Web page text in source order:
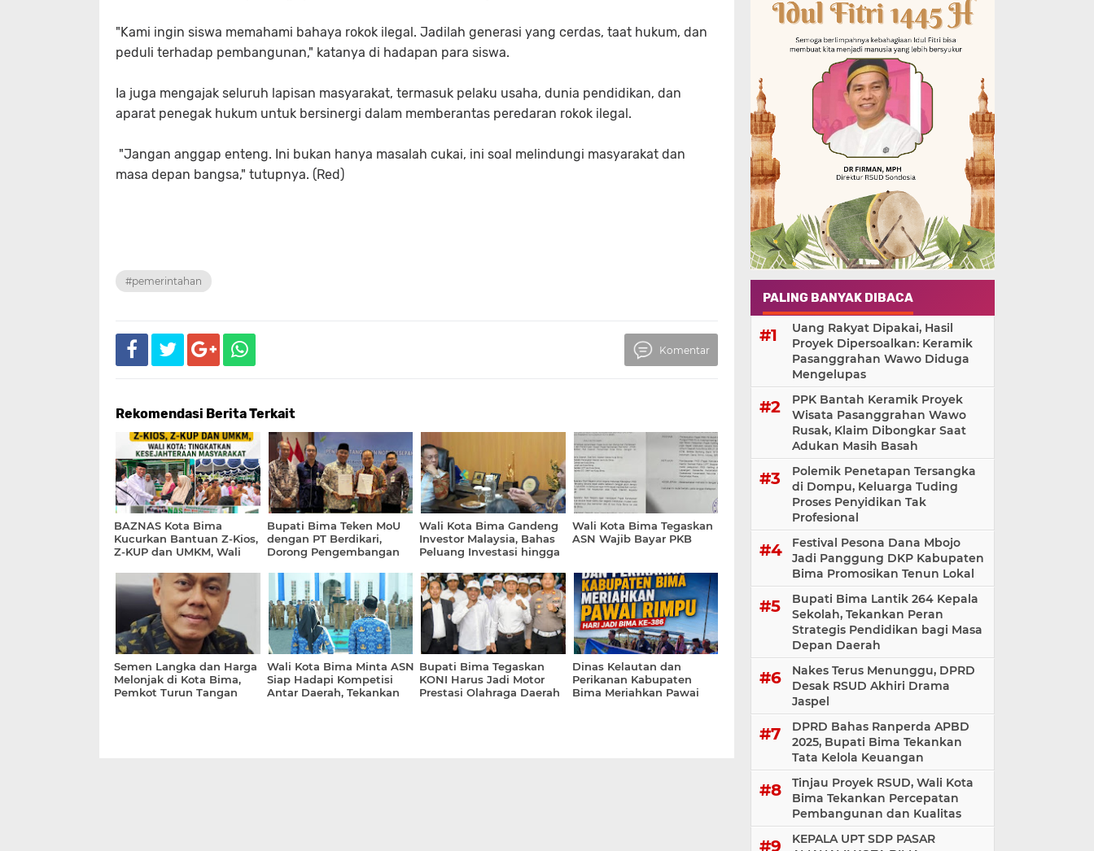
"Kami ingin siswa memahami bahaya rokok ilegal. Jadilah generasi yang cerdas, taat hukum, dan
peduli terhadap pembangunan," katanya di hadapan para siswa.
Ia juga mengajak seluruh lapisan masyarakat, termasuk pelaku usaha, dunia pendidikan, dan
aparat penegak hukum untuk bersinergi dalam memberantas peredaran rokok ilegal.
"Jangan anggap enteng. Ini bukan hanya masalah cukai, ini soal melindungi masyarakat dan
masa depan bangsa," tutupnya. (Red)
#pemerintahan
Komentar
Rekomendasi Berita Terkait
BAZNAS Kota Bima
Kucurkan Bantuan Z-Kios,
Z-KUP dan UMKM, Wali
Kesejahteraan Masyarakat
Bupati Bima Teken MoU
dengan PT Berdikari,
Dorong Pengembangan
Wali Kota Bima Gandeng
Investor Malaysia, Bahas
Peluang Investasi hingga
Wali Kota Bima Tegaskan
ASN Wajib Bayar PKB
Semen Langka dan Harga
Melonjak di Kota Bima,
Pemkot Turun Tangan
Wali Kota Bima Minta ASN
Siap Hadapi Kompetisi
Antar Daerah, Tekankan
Bupati Bima Tegaskan
KONI Harus Jadi Motor
Prestasi Olahraga Daerah
Dinas Kelautan dan
Perikanan Kabupaten
Bima Meriahkan Pawai
PALING BANYAK DIBACA
Uang Rakyat Dipakai, Hasil
Proyek Dipersoalkan: Keramik
Pasanggrahan Wawo Diduga
Mengelupas
PPK Bantah Keramik Proyek
Wisata Pasanggrahan Wawo
Rusak, Klaim Dibongkar Saat
Adukan Masih Basah
Polemik Penetapan Tersangka
di Dompu, Keluarga Tuding
Proses Penyidikan Tak
Profesional
Festival Pesona Dana Mbojo
Jadi Panggung DKP Kabupaten
Bima Promosikan Tenun Lokal
Bupati Bima Lantik 264 Kepala
Sekolah, Tekankan Peran
Strategis Pendidikan bagi Masa
Depan Daerah
Nakes Terus Menunggu, DPRD
Desak RSUD Akhiri Drama
Jaspel
DPRD Bahas Ranperda APBD
2025, Bupati Bima Tekankan
Tata Kelola Keuangan
Tinjau Proyek RSUD, Wali Kota
Bima Tekankan Percepatan
Pembangunan dan Kualitas
KEPALA UPT SDP PASAR